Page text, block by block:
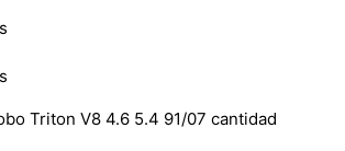
Triton V8 4.6 5.4 91/07 cantidad